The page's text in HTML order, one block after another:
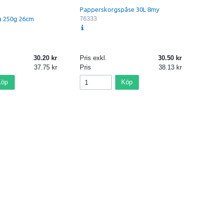
250g 26cm
30.20
37.75
Papperskorgspåse 30L 8my
76333
Pris exkl.
30.50
Pris
38.13
Köp